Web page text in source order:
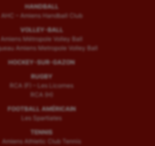
HANDBALL
AHC – Amiens Handball Club
VOLLEY-BALL
Amiens Métropole Volley Ball
Amiens Metropole Volley Ball
HOCKEY-SUR-GAZON
RUGBY
RCA (F) – Les Licornes
RCA (H)
FOOTBALL AMÉRICAIN
Les Spartiates
TENNIS
Amiens Athletic Club Tennis